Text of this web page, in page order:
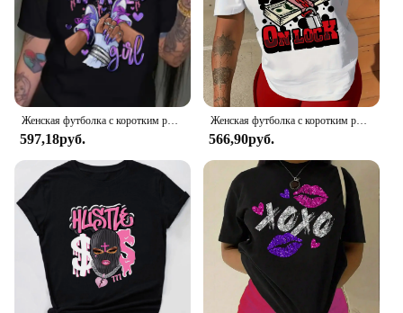
Женская футболка с коротким рукавом, круглым вырезом и графическим принтом
597,18руб.
Женская футболка с коротким рукавом и круглым вырезом, свободного покроя
566,90руб.